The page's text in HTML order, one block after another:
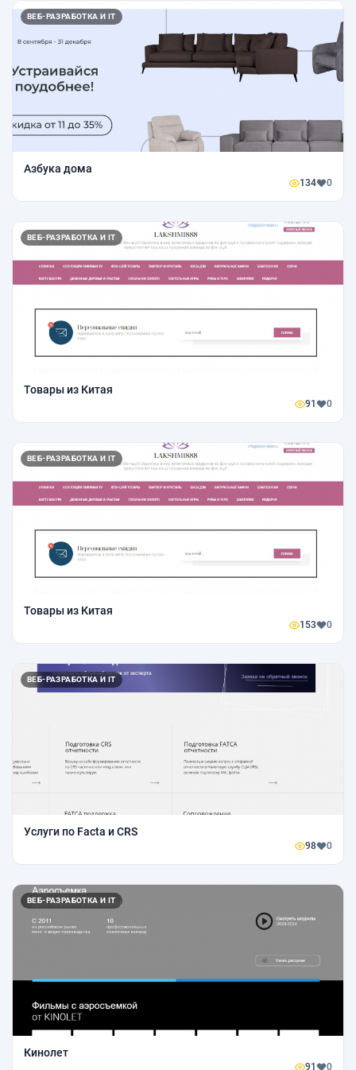
ВЕБ-РАЗРАБОТКА И IT
Азбука дома
134 0
ВЕБ-РАЗРАБОТКА И IT
Товары из Китая
91 0
ВЕБ-РАЗРАБОТКА И IT
Товары из Китая
153 0
ВЕБ-РАЗРАБОТКА И IT
Услуги по Facta и CRS
98 0
ВЕБ-РАЗРАБОТКА И IT
Кинолет
91 0